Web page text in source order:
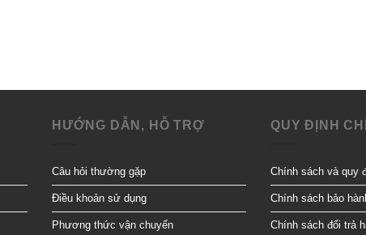
HƯỚNG DẪN, HỖ TRỢ
Câu hỏi thường gặp
Điều khoản sử dụng
Phương thức vận chuyển
QUY ĐỊNH
Chính sách và quy
Chính sách bảo
Chính sách đổi trả